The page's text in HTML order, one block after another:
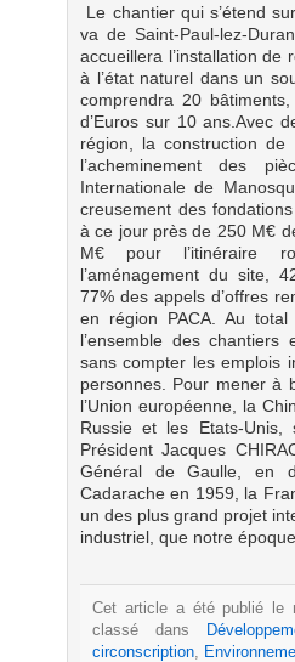
Le chantier qui s’étend
va de Saint-Paul-lez-
accueillera l’installation de
à l’état naturel dans un
comprendra 20
d’Euros sur 10 ans.Avec
région, la construction de
l’acheminement des
Internationale de
creusement des
à ce jour près de 250 M€
M€ pour l’itinéraire
l’aménagement du site,
77% des appels d’offres
en région PACA.Au total
l’ensemble des chantiers
sans compter les emplois
personnes.
Pour mener à
l’Union européenne, la
Russie et les Etats-
Président Jacques
Général de Gaulle, en
Cadarache en 1959, la
un des plus grand projet
industriel, que notre
Cet article a été publié le
classé dans
circonscription